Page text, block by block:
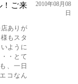
！ご来
ありが
もスタ
ように
・とて
、一日
コなん
2010年08月08
日